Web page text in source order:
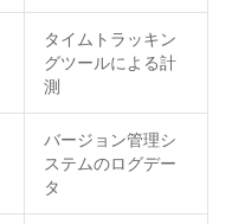
タイムトラッキン
グツールによる計
測
バージョン管理シ
ステムのログデー
タ